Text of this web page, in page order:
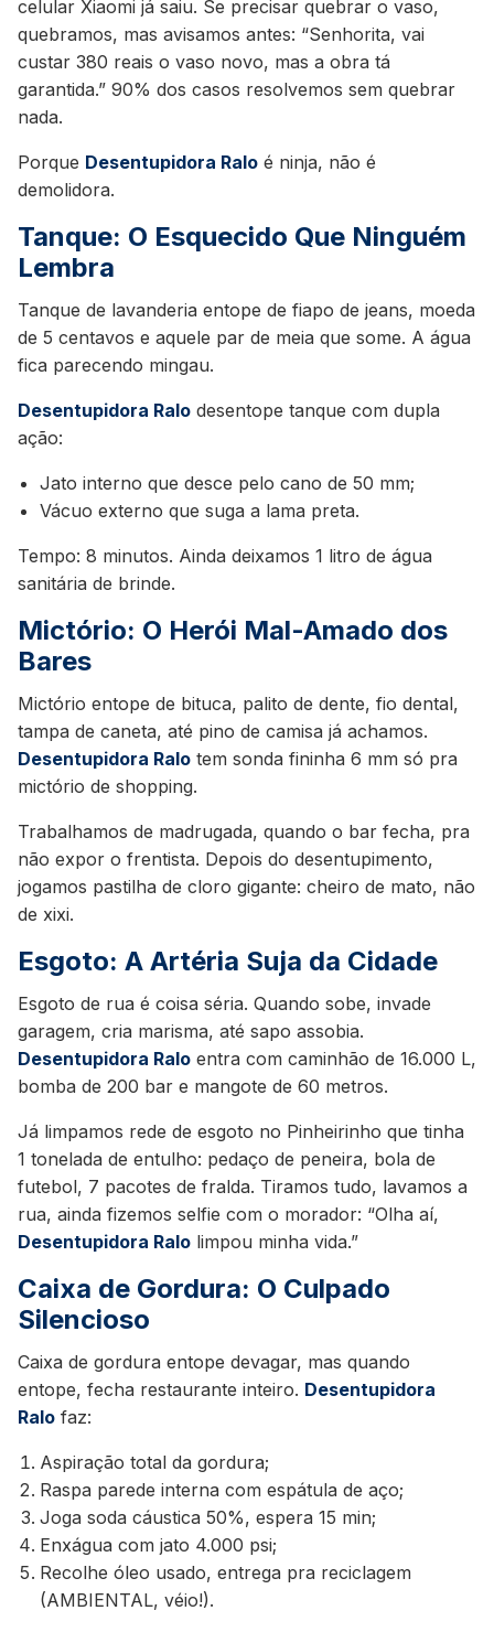
celular Xiaomi já saiu. Se precisar quebrar o vaso,
quebramos, mas avisamos antes: “Senhorita, vai
custar 380 reais o vaso novo, mas a obra tá
garantida.” 90% dos casos resolvemos sem quebrar
nada.
Porque Desentupidora Ralo é ninja, não é
demolidora.
Tanque: O Esquecido Que Ninguém
Lembra
Tanque de lavanderia entope de fiapo de jeans, moeda
de 5 centavos e aquele par de meia que some. A água
fica parecendo mingau.
Desentupidora Ralo desentope tanque com dupla
ação:
Jato interno que desce pelo cano de 50 mm;
Vácuo externo que suga a lama preta.
Tempo: 8 minutos. Ainda deixamos 1 litro de água
sanitária de brinde.
Mictório: O Herói Mal-Amado dos
Bares
Mictório entope de bituca, palito de dente, fio dental,
tampa de caneta, até pino de camisa já achamos.
Desentupidora Ralo tem sonda fininha 6 mm só pra
mictório de shopping.
Trabalhamos de madrugada, quando o bar fecha, pra
não expor o frentista. Depois do desentupimento,
jogamos pastilha de cloro gigante: cheiro de mato, não
de xixi.
Esgoto: A Artéria Suja da Cidade
Esgoto de rua é coisa séria. Quando sobe, invade
garagem, cria marisma, até sapo assobia.
Desentupidora Ralo entra com caminhão de 16.000 L,
bomba de 200 bar e mangote de 60 metros.
Já limpamos rede de esgoto no Pinheirinho que tinha
1 tonelada de entulho: pedaço de peneira, bola de
futebol, 7 pacotes de fralda. Tiramos tudo, lavamos a
rua, ainda fizemos selfie com o morador: “Olha aí,
Desentupidora Ralo limpou minha vida.”
Caixa de Gordura: O Culpado
Silencioso
Caixa de gordura entope devagar, mas quando
entope, fecha restaurante inteiro. Desentupidora
Ralo faz:
Aspiração total da gordura;
Raspa parede interna com espátula de aço;
Joga soda cáustica 50%, espera 15 min;
Enxágua com jato 4.000 psi;
Recolhe óleo usado, entrega pra reciclagem
(AMBIENTAL, véio!).